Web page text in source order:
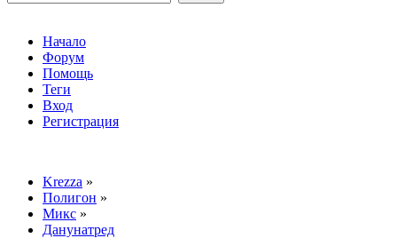
Начало
Форум
Помощь
Теги
Вход
Регистрация
Krezza »
Полигон »
Микс »
Данунатред